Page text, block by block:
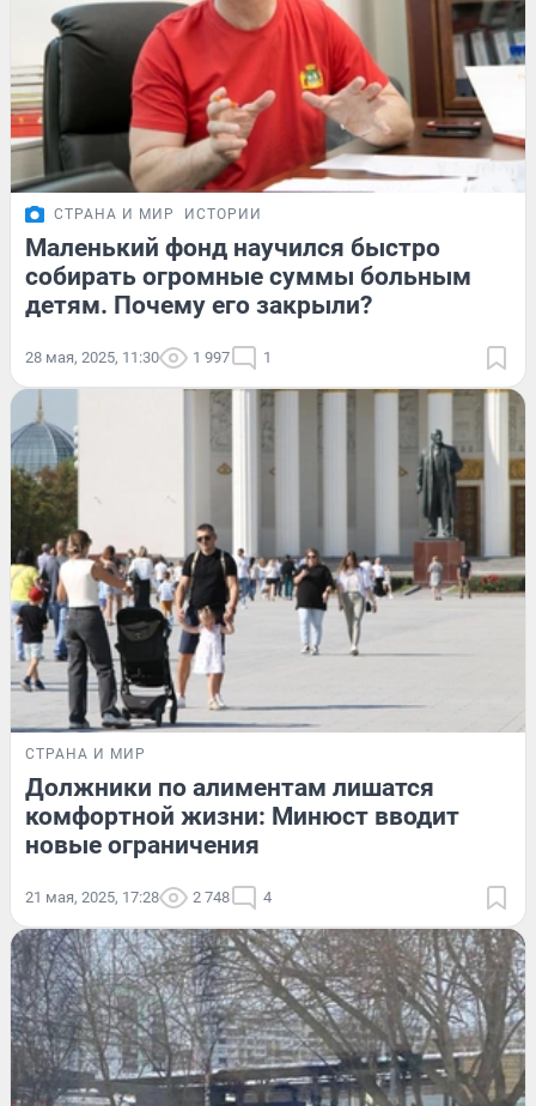
СТРАНА И МИР ИСТОРИИ
Маленький фонд научился быстро
собирать огромные суммы больным
детям. Почему его закрыли?
28 мая, 2025, 11:30 1 997 1
СТРАНА И МИР
Должники по алиментам лишатся
комфортной жизни: Минюст вводит
новые ограничения
21 мая, 2025, 17:28 2 748 4